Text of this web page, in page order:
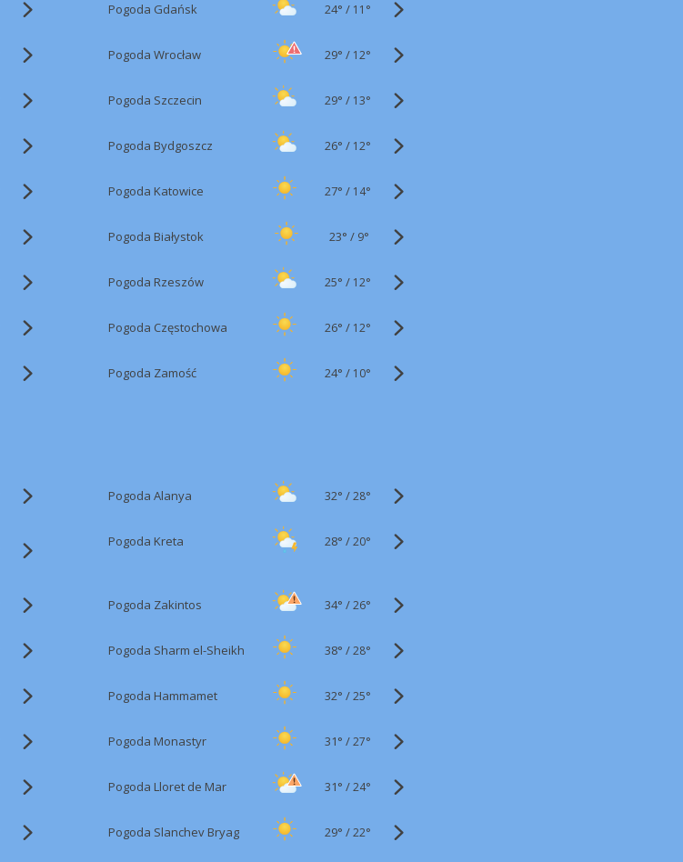
Pogoda Gdańsk 24° / 11°
Pogoda Wrocław 29° / 12°
Pogoda Szczecin 29° / 13°
Pogoda Bydgoszcz 26° / 12°
Pogoda Katowice 27° / 14°
Pogoda Białystok 23° / 9°
Pogoda Rzeszów 25° / 12°
Pogoda Częstochowa 26° / 12°
Pogoda Zamość 24° / 10°
Pogoda Alanya 32° /28°
Pogoda Kreta 28° /20°
Pogoda Zakintos 34° /26°
Pogoda Sharm el-Sheikh 38° /28°
Pogoda Hammamet 32° /25°
Pogoda Monastyr 31° /27°
Pogoda Lloret de Mar 31° /24°
Pogoda Slanchev Bryag 29° /22°